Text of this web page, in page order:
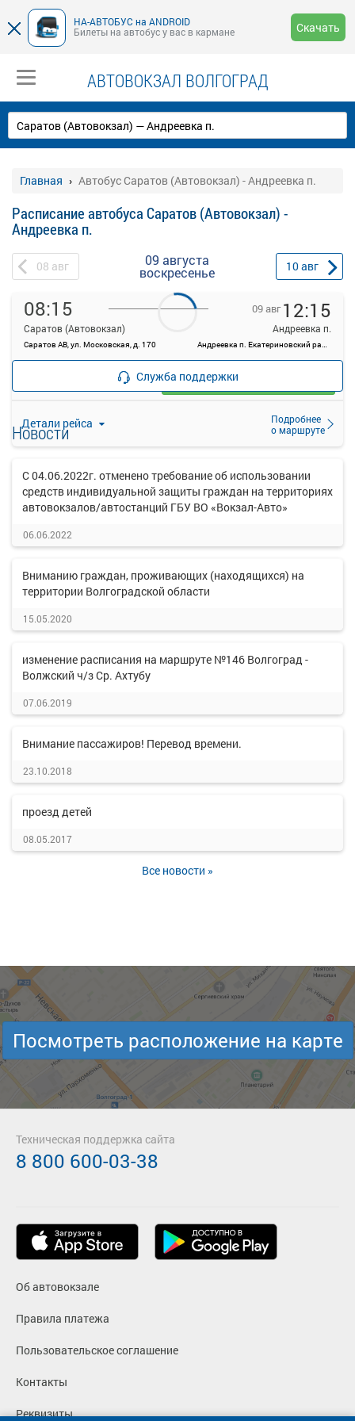
НА-АВТОБУС на ANDROID
Билеты на автобус у вас в кармане
Скачать
АВТОВОКЗАЛ ВОЛГОГРАД
Главная Автобус Саратов (Автовокзал) - Андреевка п.
Расписание автобуса Саратов (Автовокзал) -
Андреевка п.
08 авг 09 августа
воскресенье 10авг
08:15
Саратов (Автовокзал)
Саратов АВ, ул. Московская, д. 170
09 авг 12:15
Андреевка п.
Андреевка п. Екатериновский район
Детали рейса
Подробнее
о маршруте
—
Загрузить цену
Служба поддержки
Новости
С 04.06.2022г. отменено требование об использовании
средств индивидуальной защиты граждан на территориях
автовокзалов/автостанций ГБУ ВО «Вокзал-Авто»
06.06.2022
Вниманию граждан, проживающих (находящихся) на
территории Волгоградской области
15.05.2020
изменение расписания на маршруте №146 Волгоград -
Волжский ч/з Ср. Ахтубу
07.06.2019
Внимание пассажиров! Перевод времени.
23.10.2018
проезд детей
08.05.2017
Все новости »
Посмотреть расположение на карте
Об автовокзале
Правила платежа
Пользовательское соглашение
Контакты
Реквизиты
Техническая поддержка сайта
8 800 600-03-38